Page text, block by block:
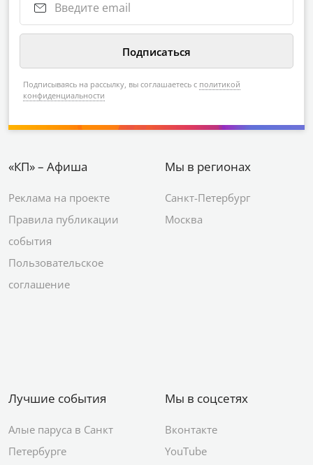
Подписываясь на рассылку, вы соглашаетесь с политикой
конфиденциальности
«КП» – Афиша
Реклама на проекте
Правила публикации
события
Пользовательское
соглашение
Мы в регионах
Санкт-Петербург
Москва
Лучшие события
Алые паруса в Санкт
Петербурге
Мы в соцсетях
Вконтакте
YouTube